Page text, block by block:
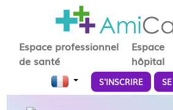
Espace professionnel
de santé
Espace
hôpital
S'INSCRIRE